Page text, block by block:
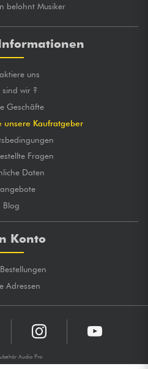
belohnt Musiker
uns
sind wir ?
Geschäfte
unsere Kaufratgeber
Fragen
Daten
Blog
Konto
Adressen
Audio Pro